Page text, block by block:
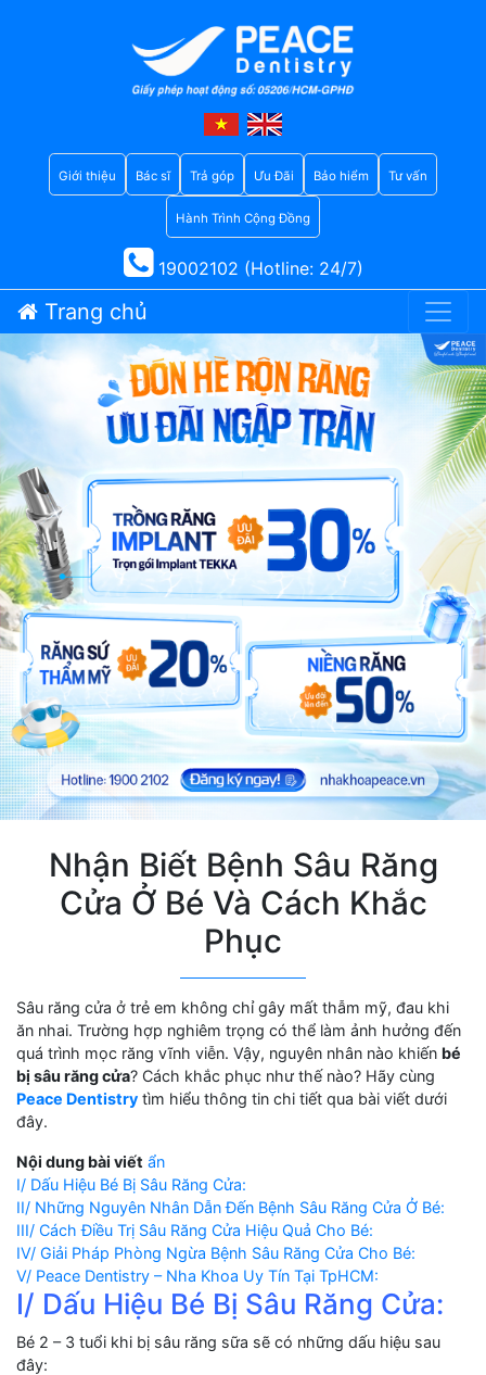
Giới thiệu Bác sĩ Trả góp Ưu Đãi Bảo hiểm Tư vấn
Hành Trình Cộng Đồng
19002102 (Hotline: 24/7)
Trang chủ
Nhận Biết Bệnh Sâu Răng
Cửa Ở Bé Và Cách Khắc
Phục
Sâu răng cửa ở trẻ em không chỉ gây mất thẫm mỹ, đau khi
ăn nhai. Trường hợp nghiêm trọng có thể làm ảnh hưởng đến
quá trình mọc răng vĩnh viễn. Vậy, nguyên nhân nào khiến bé
bị sâu răng cửa? Cách khắc phục như thế nào? Hãy cùng
Peace Dentistry tìm hiểu thông tin chi tiết qua bài viết dưới
đây.
Nội dung bài viết ẩn
I/ Dấu Hiệu Bé Bị Sâu Răng Cửa:
II/ Những Nguyên Nhân Dẫn Đến Bệnh Sâu Răng Cửa Ở Bé:
III/ Cách Điều Trị Sâu Răng Cửa Hiệu Quả Cho Bé:
IV/ Giải Pháp Phòng Ngừa Bệnh Sâu Răng Cửa Cho Bé:
V/ Peace Dentistry – Nha Khoa Uy Tín Tại TpHCM:
I/ Dấu Hiệu Bé Bị Sâu Răng Cửa:
Bé 2 – 3 tuổi khi bị sâu răng sữa sẽ có những dấu hiệu sau
đây: